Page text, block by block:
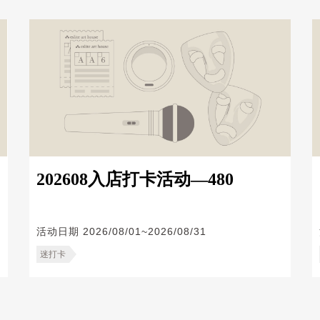
202608入店打卡活动—480
活动日期 2026/08/01~2026/08/31
迷打卡